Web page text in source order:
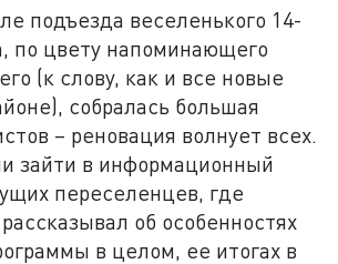
подъезда веселенького 14-
по цвету напоминающего
(к слову, как и все новые
собралась большая
– реновация волнует всех.
зайти в информационный
переселенцев, где
об особенностях
в целом, ее итогах в